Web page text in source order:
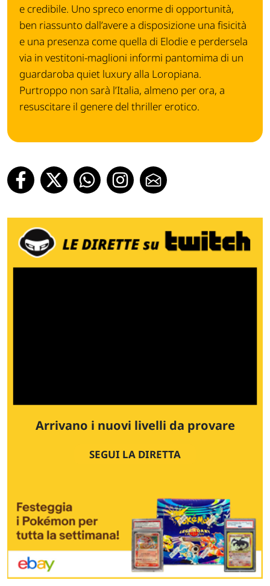
e credibile. Uno spreco enorme di opportunità,
ben riassunto dall’avere a disposizione una fisicità
e una presenza come quella di Elodie e perdersela
via in vestitoni-maglioni informi pantomima di un
guardaroba quiet luxury alla Loropiana.
Purtroppo non sarà l’Italia, almeno per ora, a
resuscitare il genere del thriller erotico.
Arrivano i nuovi livelli da provare
SEGUI LA DIRETTA